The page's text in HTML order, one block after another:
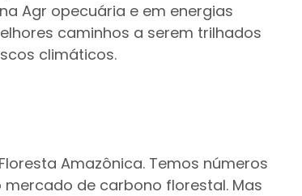
Agr opecuária e em energias
caminhos a serem trilhados
climáticos.
Amazônica. Temos números
de carbono florestal. Mas